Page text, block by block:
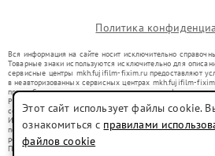
Политика
Вся информация на сайте носит исключительно
Товарные знаки используются исключительно для
сервисные центры mkh.fujifilm-fixim.ru предоставляют
в неавторизованных сервисных центрах mkh.fujifilm-
правообладателями товарных знаков или их
Ремонт осуществляется для устройств, уже введенных в
со статьей 1487 ГК РФ.
Использование товарных знаков не преследует цели
потребителей в заблуждение, а служит для
ремонту техники указанных брендов.
Представленная на сайте информация не является
Этот сайт использует файлы cookie.
ознакомиться с правилами
файлов cookie